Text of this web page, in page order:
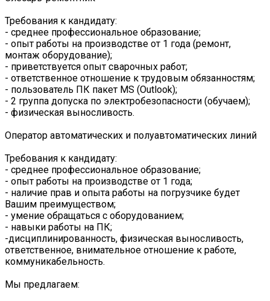
Требования к кандидату:
- среднее профессиональное образование;
- опыт работы на производстве от 1 года (ремонт,
монтаж оборудование);
- приветствуется опыт сварочных работ;
- ответственное отношение к трудовым обязанностям;
- пользователь ПК пакет MS (Outlook);
- 2 группа допуска по электробезопасности (обучаем);
- физическая выносливость.
Оператор автоматических и полуавтоматических линий
Требования к кандидату:
- среднее профессиональное образование;
- опыт работы на производстве от 1 года;
- наличие прав и опыта работы на погрузчике будет
Вашим преимуществом;
- умение обращаться с оборудованием;
- навыки работы на ПК;
-дисциплинированность, физическая выносливость,
ответственное, внимательное отношение к работе,
коммуникабельность.
Мы предлагаем: